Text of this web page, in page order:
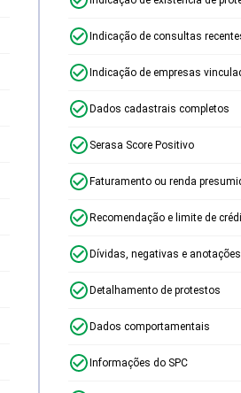
Indicação de consultas
Indicação de empresas
Dados cadastrais completos
Serasa Score Positivo
Faturamento ou renda
Recomendação e limite de
Dívidas, negativas e anotações
Detalhamento de protestos
Dados comportamentais
Informações do SPC